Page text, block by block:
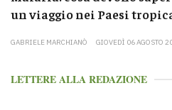
un viaggio nei Paesi
GABRIELE MARCHIANÒ GIOVEDÌ 06 AGOSTO
LETTERE ALLA REDAZIONE